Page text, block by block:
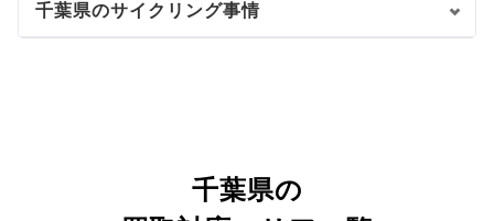
千葉県のサイクリング事情
千葉県の